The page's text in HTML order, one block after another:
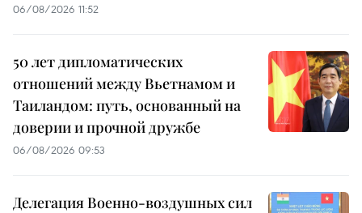
06/08/2026 11:52
50 лет дипломатических
отношений между Вьетнамом и
Таиландом: путь, основанный на
доверии и прочной дружбе
06/08/2026 09:53
Делегация Военно-воздушных сил